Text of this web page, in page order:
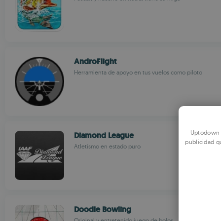
AndroFlight
Herramienta de apoyo en tus vuelos como piloto
Diamond League
Atletismo en estado puro
Doodle Bowling
Uptodown
publicidad